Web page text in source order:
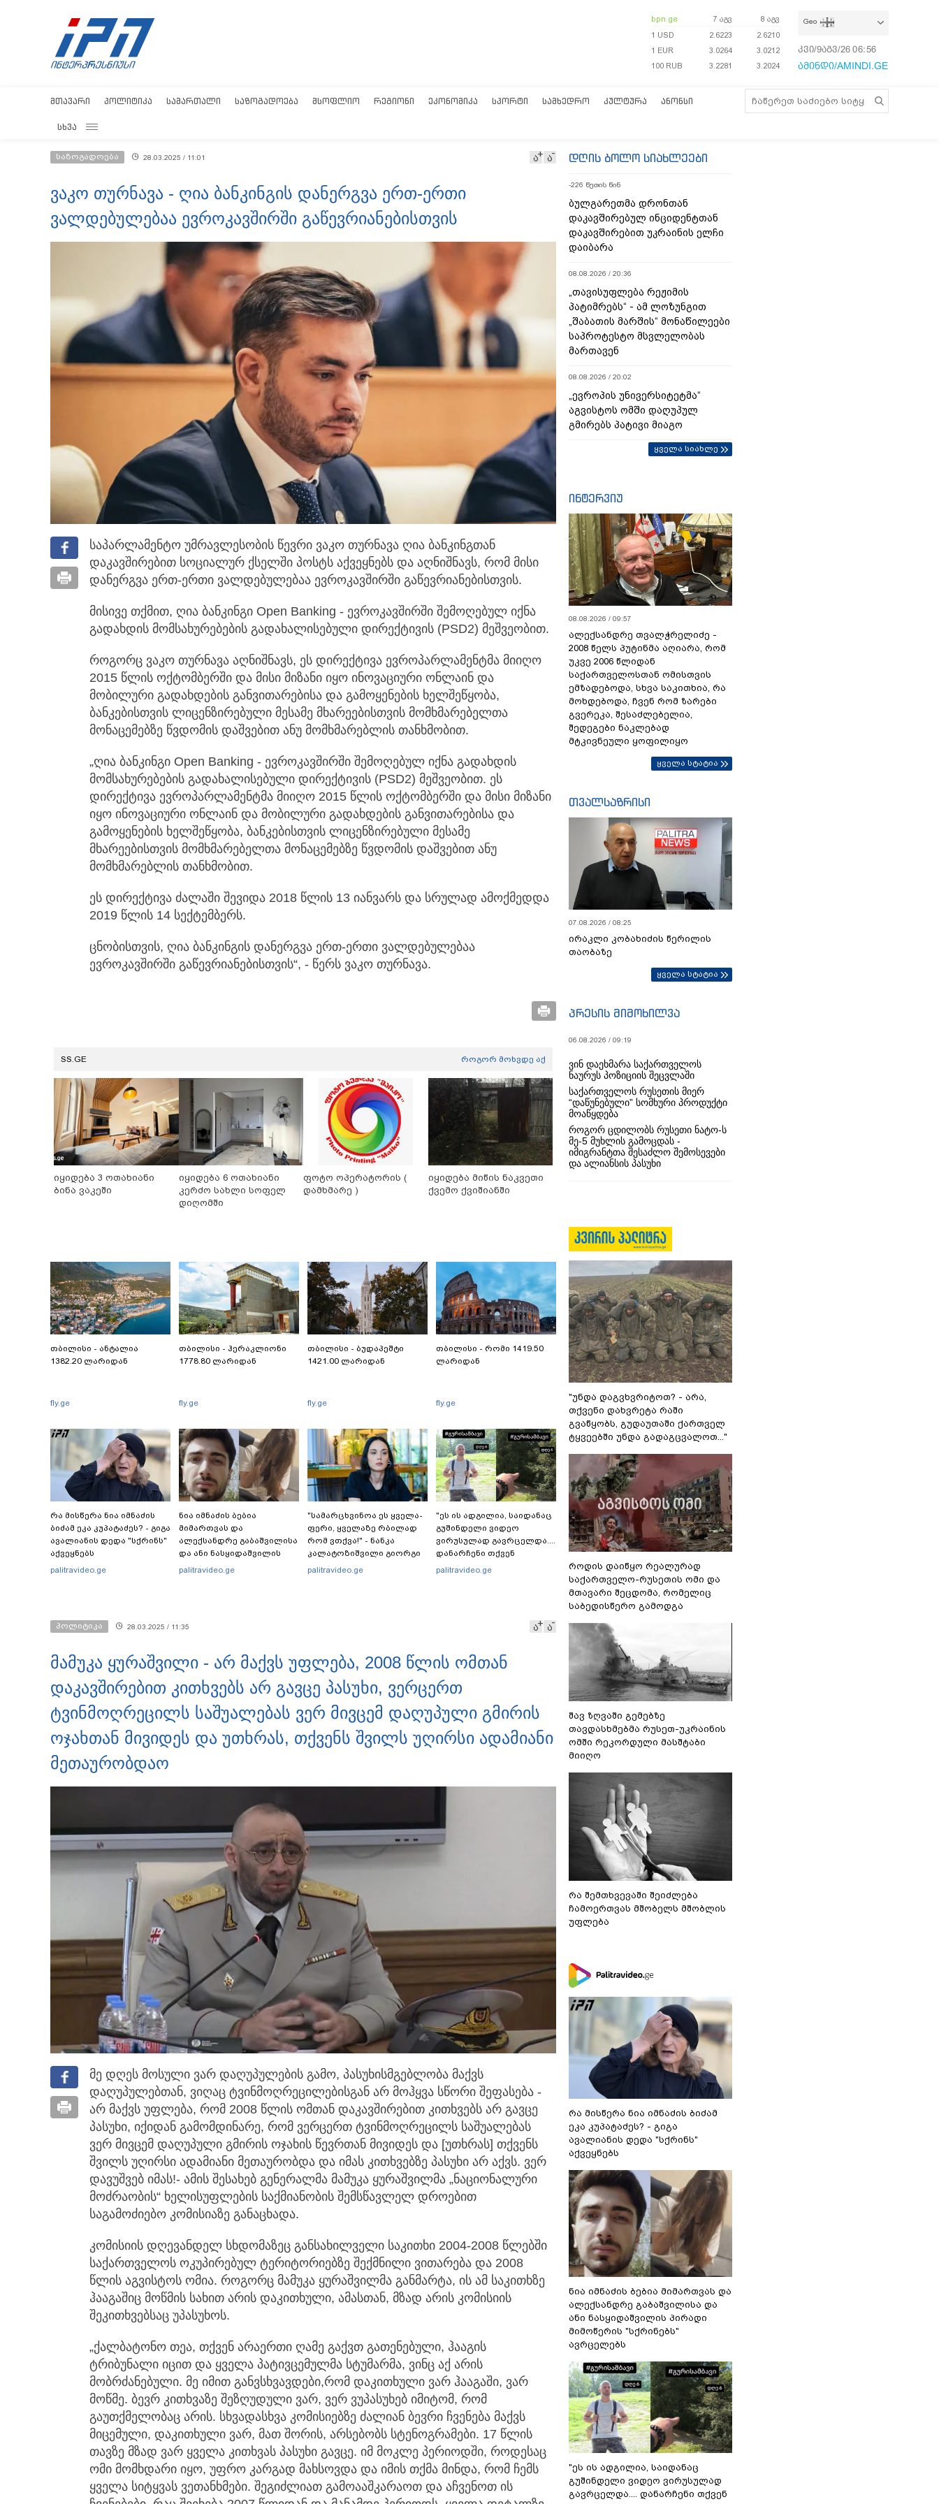
bpn.ge 7 აგვ
8 აგვ
1 USD
2.6223
2.6210
1 EUR
3.0264
3.0212
100 RUB
3.2281 3.2024
Geo
კვი/9აგვ/26 06:56:49
ამინდი/AMINDI.GE
ᲛᲗᲐᲕᲐᲠᲘ ᲞᲝᲚᲘᲢᲘᲙᲐ ᲡᲐᲛᲐᲠᲗᲐᲚᲘ ᲡᲐᲖᲝᲒᲐᲓᲝᲔᲑᲐ ᲛᲡᲝᲤᲚᲘᲝ ᲠᲔᲒᲘᲝᲜᲘ ᲔᲙᲝᲜᲝᲛᲘᲙᲐ ᲡᲞᲝᲠᲢᲘ ᲡᲐᲛᲮᲔᲓᲠᲝ ᲙᲣᲚᲢᲣᲠᲐ ᲐᲜᲝᲜᲡᲘ
ᲡᲮᲕᲐ
საზოგადოება 28.03.2025 / 11:01 ა ა
ვაკო თურნავა - ღია ბანკინგის დანერგვა ერთ-ერთი
ვალდებულებაა ევროკავშირში გაწევრიანებისთვის
საპარლამენტო უმრავლესობის წევრი ვაკო თურნავა ღია ბანკინგთან
დაკავშირებით სოციალურ ქსელში პოსტს აქვეყნებს და აღნიშნავს, რომ მისი
დანერგვა ერთ-ერთი ვალდებულებაა ევროკავშირში გაწევრიანებისთვის.
მისივე თქმით, ღია ბანკინგი Open Banking - ევროკავშირში შემოღებულ იქნა
გადახდის მომსახურებების გადახალისებული დირექტივის (PSD2) მეშვეობით.
როგორც ვაკო თურნავა აღნიშნავს, ეს დირექტივა ევროპარლამენტმა მიიღო
2015 წლის ოქტომბერში და მისი მიზანი იყო ინოვაციური ონლაინ და
მობილური გადახდების განვითარებისა და გამოყენების ხელშეწყობა,
ბანკებისთვის ლიცენზირებული მესამე მხარეებისთვის მომხმარებელთა
მონაცემებზე წვდომის დაშვებით ანუ მომხმარებლის თანხმობით.
„ღია ბანკინგი Open Banking - ევროკავშირში შემოღებულ იქნა გადახდის
მომსახურებების გადახალისებული დირექტივის (PSD2) მეშვეობით. ეს
დირექტივა ევროპარლამენტმა მიიღო 2015 წლის ოქტომბერში და მისი მიზანი
იყო ინოვაციური ონლაინ და მობილური გადახდების განვითარებისა და
გამოყენების ხელშეწყობა, ბანკებისთვის ლიცენზირებული მესამე
მხარეებისთვის მომხმარებელთა მონაცემებზე წვდომის დაშვებით ანუ
მომხმარებლის თანხმობით.
ეს დირექტივა ძალაში შევიდა 2018 წლის 13 იანვარს და სრულად ამოქმედდა
2019 წლის 14 სექტემბერს.
ცნობისთვის, ღია ბანკინგის დანერგვა ერთ-ერთი ვალდებულებაა
ევროკავშირში გაწევრიანებისთვის“, - წერს ვაკო თურნავა.
SS.GE როგორ მოხვდე აქ
იყიდება 3 ოთახიანი
ბინა ვაკეში
იყიდება 6 ოთახიანი
კერძო სახლი სოფელ
დიღომში
ფოტო ოპერატორის (
დამხმარე )
იყიდება მიწის ნაკვეთი
ქვემო ქვიშიანში
თბილისი - ანტალია
1382.20 ლარიდან
fly.ge
თბილისი - ჰერაკლიონი
1778.80 ლარიდან
fly.ge
თბილისი - ბუდაპეშტი
1421.00 ლარიდან
fly.ge
თბილისი - რომი 1419.50
ლარიდან
fly.ge
რა მისწერა ნია იმნაძის
ბიძამ ეკა კუპატაძეს? - გიგა
ავალიანის დედა "სქრინს"
აქვეყნებს
palitravideo.ge
ნია იმნაძის ბებია
მიმართვას და
ალექსანდრე გაბაშვილისა
და ანი ნასყიდაშვილის
პირადი მიმოწერის
palitravideo.ge
"სა­მარ­ცხვი­ნოა ეს ყვე­ლა­
ფე­რი, ყვე­ლა­ზე რბი­ლად
რომ ვთქვა!" - ნანკა
კალატოზიშვილი გიორგი
ბარამიძის განცხადებას
palitravideo.ge
"ეს ის ადგილია, საიდანაც
გუშინდელი ვიდეო
ვირუსულად გავრცელდა....
დანარჩენი თქვენ
განსაჯეთ, რამდენად
სადაც 12 წლის წინ გურამ
palitravideo.ge
პოლიტიკა 28.03.2025 / 11:35 ა ა
მამუკა ყურაშვილი - არ მაქვს უფლება, 2008 წლის ომთან
დაკავშირებით კითხვებს არ გავცე პასუხი, ვერცერთ
ტვინმოღრეცილს საშუალებას ვერ მივცემ დაღუპული გმირის
ოჯახთან მივიდეს და უთხრას, თქვენს შვილს უღირსი ადამიანი
მეთაურობდაო
მე დღეს მოსული ვარ დაღუპულების გამო, პასუხისმგებლობა მაქვს
დაღუპულებთან, ვიღაც ტვინმოღრეცილებისგან არ მოჰყვა სწორი შეფასება -
არ მაქვს უფლება, რომ 2008 წლის ომთან დაკავშირებით კითხვებს არ გავცე
პასუხი, იქიდან გამომდინარე, რომ ვერცერთ ტვინმოღრეცილს საშუალებას
ვერ მივცემ დაღუპული გმირის ოჯახის წევრთან მივიდეს და [უთხრას] თქვენს
შვილს უღირსი ადამიანი მეთაურობდა და იმას კითხვებზე პასუხი არ აქვს. ვერ
დავუშვებ იმას!- ამის შესახებ გენერალმა მამუკა ყურაშვილმა „ნაციონალური
მოძრაობის“ ხელისუფლების საქმიანობის შემსწავლელ დროებით
საგამოძიებო კომისიაზე განაცხადა.
კომისიის დღევანდელ სხდომაზეც განსახილველი საკითხი 2004-2008 წლებში
საქართველოს ოკუპირებულ ტერიტორიებზე შექმნილი ვითარება და 2008
წლის აგვისტოს ომია. როგორც მამუკა ყურაშვილმა განმარტა, ის ამ საკითხზე
ჰააგაშიც მოწმის სახით არის დაკითხული, ამასთან, მზად არის კომისიის
შეკითხვებსაც უპასუხოს.
„ქალბატონო თეა, თქვენ არაერთი ღამე გაქვთ გათენებული, ჰააგის
ტრიბუნალი იცით და ყველა პატივცემულმა სტუმარმა, ვინც აქ არის
მობრძანებული. მე იმით განვსხვავდები,რომ დაკითხული ვარ ჰააგაში, ვარ
მოწმე. ბევრ კითხვაზე შეზღუდული ვარ, ვერ ვუპასუხებ იმიტომ, რომ
გაუთქმელობაც არის. სხვადასხვა კომისიებზე ძალიან ბევრი ჩვენება მაქვს
მიცემული, დაკითხული ვარ, მათ შორის, არსებობს სტენოგრამები. 17 წლის
თავზე მზად ვარ ყველა კითხვას პასუხი გავცე. იმ მოკლე პერიოდში, როდესაც
ომი მომხდარი იყო, უფრო კარგად მახსოვდა და იმის თქმა მინდა, რომ ჩემს
ყველა სიტყვას ვეთანხმები. შეგიძლიათ გამოააშკარაოთ და აჩვენოთ ის
დღის ბოლო სიახლეები
-226 წუთის წინ
ბულგარეთმა დრონთან
დაკავშირებულ ინციდენტთან
დაკავშირებით უკრაინის ელჩი
დაიბარა
08.08.2026 / 20:36
„თავისუფლება რეჟიმის
პატიმრებს“ - ამ ლოზუნგით
„შაბათის მარშის“ მონაწილეები
საპროტესტო მსვლელობას
მართავენ
08.08.2026 / 20:02
„ევროპის უნივერსიტეტმა“
აგვისტოს ომში დაღუპულ
გმირებს პატივი მიაგო
ყველა სიახლე
ინტერვიუ
08.08.2026 / 09:57
ალექსანდრე თვალჭრელიძე -
2008 წელს პუტინმა აღიარა, რომ
უკვე 2006 წლიდან
საქართველოსთან ომისთვის
ემზადებოდა, სხვა საკითხია, რა
მოხდებოდა, ჩვენ რომ ზარები
გვერეკა, შესაძლებელია,
შედეგები ნაკლებად
მტკივნეული ყოფილიყო
ყველა სტატია
თვალსაზრისი
07.08.2026 / 08:25
ირაკლი კობახიძის წერილის
თაობაზე
ყველა სტატია
პრესის მიმოხილვა
06.08.2026 / 09:19
ვინ დაეხმარა საქართველოს
ნაურუს პოზიციის შეცვლაში
საქართველოს რუსეთის მიერ
“დაწუნებული” სომხური პროდუქტი
მოაწყდება
როგორ ცდილობს რუსეთი ნატო-ს
მე-5 მუხლის გამოცდას -
იმიგრანტთა შესაძლო შემოსევები
და ალიანსის პასუხი
"უნდა დაგვხვრიტოთ? - არა,
თქვენი დახვრეტა რაში
გვაწყობს, გუდაუთაში ქართველ
ტყვეებში უნდა გადაგცვალოთ..."
როდის დაიწყო რეალურად
საქართველო-რუსეთის ომი და
მთავარი შეცდომა, რომელიც
საბედისწერო გამოდგა
შავ ზღვაში გემებზე
თავდასხმებმა რუსეთ-უკრაინის
ომში რეკორდული მასშტაბი
მიიღო
რა შემთხვევაში შეიძლება
ჩამოერთვას მშობელს მშობლის
უფლება
რა მისწერა ნია იმნაძის ბიძამ
ეკა კუპატაძეს? - გიგა
ავალიანის დედა "სქრინს"
აქვეყნებს
ნია იმნაძის ბებია მიმართვას და
ალექსანდრე გაბაშვილისა და
ანი ნასყიდაშვილის პირადი
მიმოწერის "სქრინებს"
ავრცელებს
"ეს ის ადგილია, საიდანაც
გუშინდელი ვიდეო ვირუსულად
გავრცელდა.... დანარჩენი თქვენ